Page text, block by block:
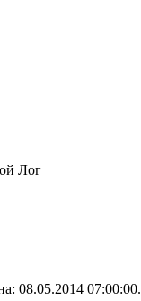
Лог
08.05.2014 07:00:00.